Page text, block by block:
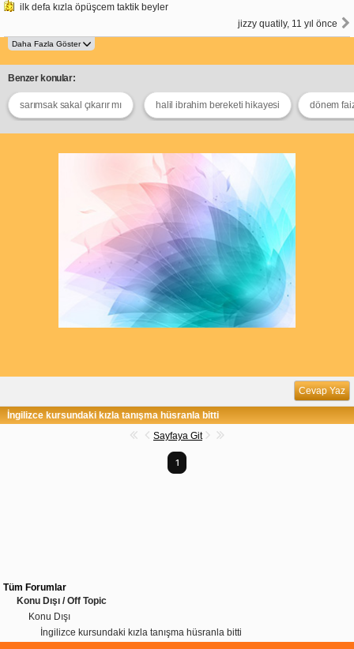
ilk defa kızla öpüşcem taktik beyler
jizzy quatily, 11 yıl önce
Benzer konular:
sarımsak sakal çıkarır mı halil ibrahim bereketi hikayesi dönem
Cevap Yaz
İngilizce kursundaki kızla tanışma hüsranla bitti
Sayfaya Git
1
Tüm Forumlar
Konu Dışı / Off Topic
Konu Dışı
İngilizce kursundaki kızla tanışma hüsranla bitti